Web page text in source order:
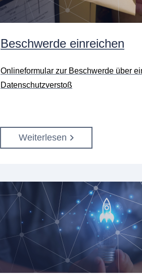
Beschwerde einreichen
Onlineformular zur Beschwerde über
Datenschutzverstoß
Weiterlesen